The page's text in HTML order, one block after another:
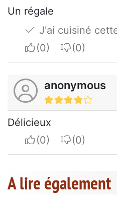
Un régale
J'ai cuisiné
I apreciateI do not
anonymous
Délicieux
I apreciateI do not
A lire également